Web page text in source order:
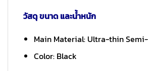
วัสดุ ขนาด และน้ำหนัก
Main Material: Ultra-thin
Color: Black